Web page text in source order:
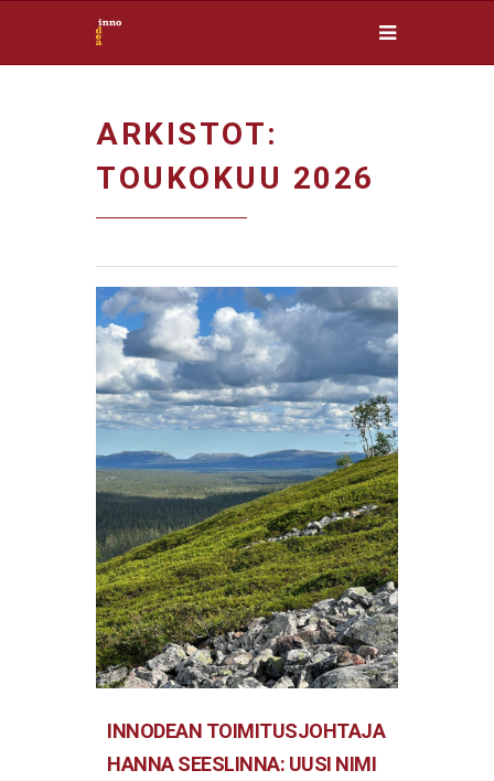
ARKISTOT:
TOUKOKUU 2026
INNODEAN TOIMITUSJOHTAJA
HANNA SEESLINNA: UUSI NIMI